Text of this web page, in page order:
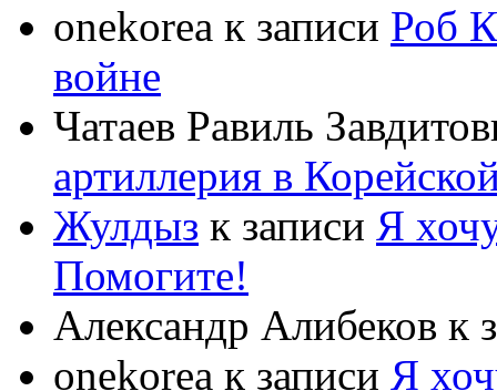
onekorea к записи Роб
войне
Чатаев Равиль
артиллерия в
Жулдыз к записи Я
Помогите!
Александр Алибеков к
onekorea к записи Я